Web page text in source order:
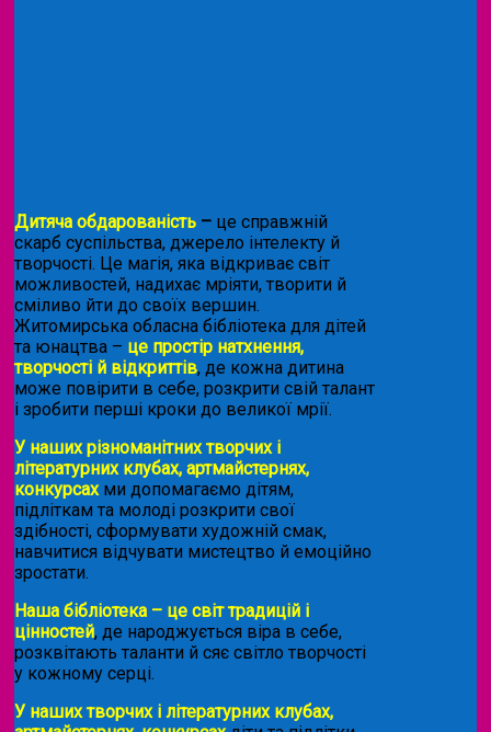
Дитяча обдарованість – це справжній
скарб суспільства, джерело інтелекту й
творчості. Це магія, яка відкриває світ
можливостей, надихає мріяти, творити й
сміливо йти до своїх вершин.
Житомирська обласна бібліотека для дітей
та юнацтва – це простір натхнення,
творчості й відкриттів, де кожна дитина
може повірити в себе, розкрити свій талант
і зробити перші кроки до великої мрії.
У наших різноманітних творчих і
літературних клубах, артмайстернях,
конкурсахми допомагаємо дітям,
підліткам та молоді розкрити свої
здібності, сформувати художній смак,
навчитися відчувати мистецтво й емоційно
зростати.
Наша бібліотека – це світ традицій і
цінностей, де народжується віра в себе,
розквітають таланти й сяє світло творчості
у кожному серці.
У наших творчих і літературних клубах,